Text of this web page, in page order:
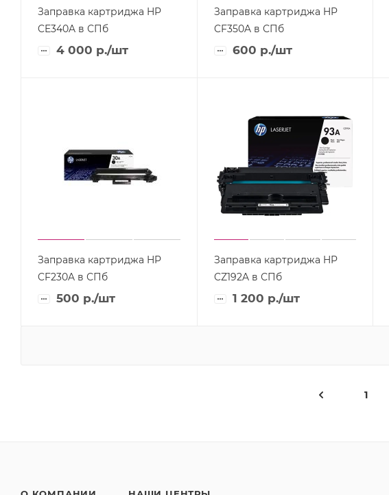
Заправка картриджа HP
CE340A в СПб
4 000 р./шт
Заправка картриджа HP
CF350A в СПб
600 р./шт
Заправка картриджа HP
CF230A в СПб
500 р./шт
Заправка картриджа HP
CZ192A в СПб
1 200 р./шт
1